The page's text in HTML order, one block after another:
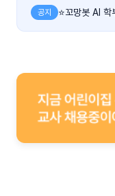
공지 ⭐꼬망봇 AI 학